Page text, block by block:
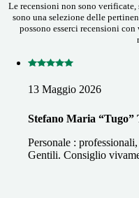
Le recensioni non sono
sono una selezione delle
possono esserci recensioni
13 Maggio 2026
Stefano Maria “Tugo”
Personale :
Gentili. Consiglio